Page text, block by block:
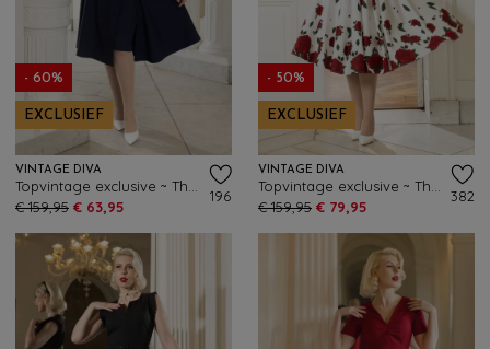
- 60%
EXCLUSIEF
VINTAGE DIVA
€ 159,95 € 63,95
196
- 50%
EXCLUSIEF
VINTAGE DIVA
€ 159,95 € 79,95
382